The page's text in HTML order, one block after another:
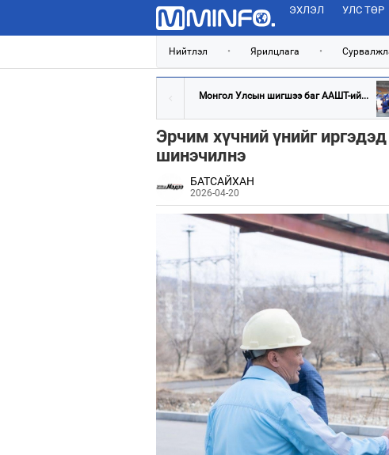
ЭХЛЭЛ УЛС ТӨР
Нийтлэл • Ярилцлага •
Монгол Улсын шигшээ баг ААШТ-ий...
Эрчим хүчний үнийг
шинэчилнэ
БАТСАЙХАН
2026-04-20